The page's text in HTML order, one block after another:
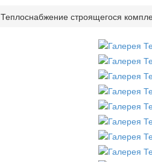
Теплоснабжение строящегося